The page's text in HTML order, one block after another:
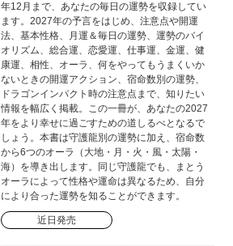
年12月まで、あなたの毎日の運勢を収録してい
ます。2027年の予言をはじめ、注意点や開運
法、基本性格、月運＆毎日の運勢、運勢のバイ
オリズム、総合運、恋愛運、仕事運、金運、健
康運、相性、オーラ、何をやってもうまくいか
ないときの開運アクション、宿命数別の運勢、
ドラゴンインパクト時の注意点まで、知りたい
情報を幅広く掲載。この一冊が、あなたの2027
年をより幸せに過ごすための道しるべとなるで
しょう。本書は守護龍別の運勢に加え、宿命数
から6つのオーラ（大地・月・火・風・太陽・
海）を導き出します。同じ守護龍でも、まとう
オーラによって性格や運命は異なるため、自分
により合った運勢を知ることができます。
近日発売